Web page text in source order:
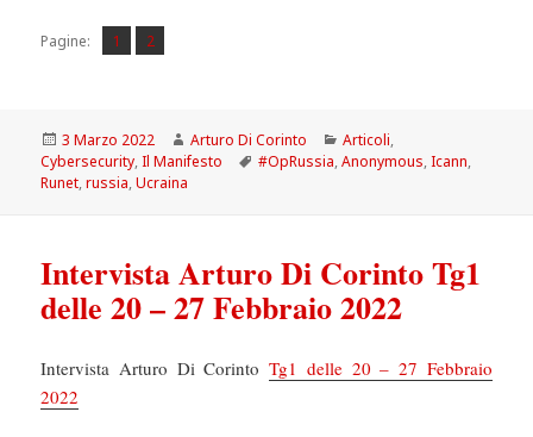
Pagine: Pagina
1 ,
Pagina
2
Scritto
il
3 Marzo 2022 Autore
Arturo Di Corinto Categorie
Articoli,
Cybersecurity,Il Manifesto Tag
#OpRussia,Anonymous,Icann,
Runet,russia,Ucraina
Intervista Arturo Di Corinto Tg1
delle 20 – 27 Febbraio 2022
Intervista Arturo Di CorintoTg1 delle 20 – 27 Febbraio
2022